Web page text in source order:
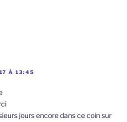
À 13:45
jours encore dans ce coin sur